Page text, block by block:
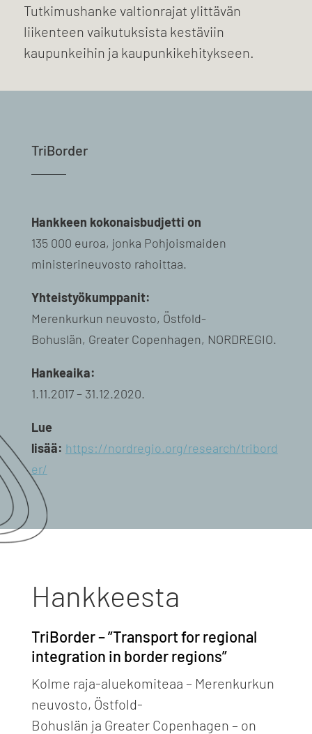
Tutkimushanke valtionrajat ylittävän
liikenteen vaikutuksista kestäviin
kaupunkeihin ja kaupunkikehitykseen.
TriBorder
Hankkeen kokonaisbudjetti on
135 000 euroa, jonka Pohjoismaiden
ministerineuvosto rahoittaa.
Yhteistyökumppanit:
Merenkurkun neuvosto, Östfold-
Bohuslän, Greater Copenhagen, NORDREGIO.
Hankeaika:
1.11.2017 – 31.12.2020.
Lue
lisää: https://nordregio.org/research/tribord
er/
Hankkeesta
TriBorder – ”Transport for regional
integration in border regions”
Kolme raja-aluekomiteaa – Merenkurkun
neuvosto, Östfold-
Bohuslän ja Greater Copenhagen – on